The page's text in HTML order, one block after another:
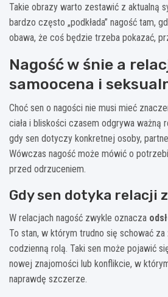
Takie obrazy warto zestawić z aktualną
bardzo często „podkłada” nagość tam,
obawa, że coś będzie trzeba pokazać,
Nagość w śnie a
samoocena i
Choć sen o nagości nie musi mieć
ciała i bliskości czasem odgrywa ważną
gdy sen dotyczy konkretnej osoby,
Wówczas nagość może mówić o
przed odrzuceniem.
Gdy sen dotyka relacji
W relacjach nagość zwykle oznacza
To stan, w którym trudno się schować
codzienną rolą. Taki sen może pojawić
nowej znajomości lub konflikcie, w
naprawdę szczerze.